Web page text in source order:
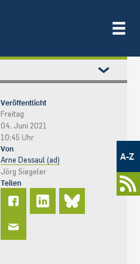
Metamenü
A-Z
Veröffentlicht
Freitag
04. Juni 2021
10:45 Uhr
Von
Arne Dessaul (ad)
Jörg Siegeler
Teilen